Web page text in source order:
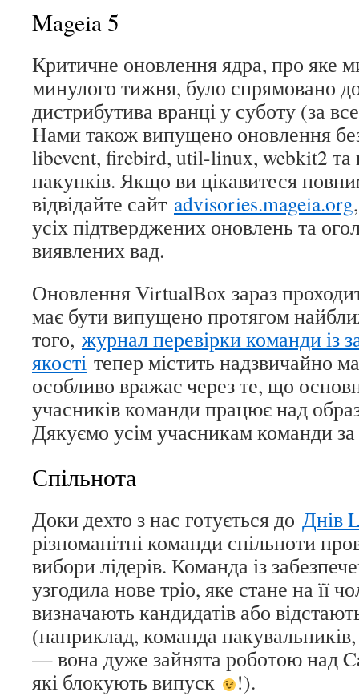
Mageia 5
Критичне оновлення ядра, про яке
минулого тижня, було спрямовано
дистрибутива вранці у суботу (за
Нами також випущено оновлення
libevent, firebird, util-linux, webkit2 та
пакунків. Якщо ви цікавитеся
відвідайте сайт advisories.mageia.org
усіх підтверджених оновлень та
виявлених вад.
Оновлення VirtualBox зараз
має бути випущено протягом
того, журнал перевірки команди із
якості тепер містить надзвичайно
особливо вражає через те, що
учасників команди працює над
Дякуємо усім учасникам команди
Спільнота
Доки дехто з нас готується до Днів
різноманітні команди спільноти
вибори лідерів. Команда із
узгодила нове тріо, яке стане на її
визначають кандидатів або
(наприклад, команда
— вона дуже зайнята роботою над
які блокують випуск
!).